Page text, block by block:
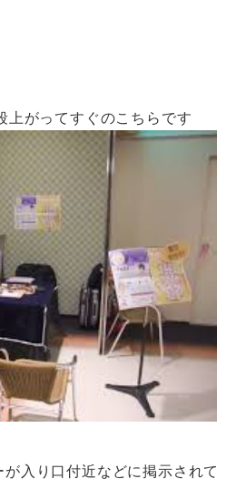
がってすぐのこちらです
入り口付近などに掲示されて